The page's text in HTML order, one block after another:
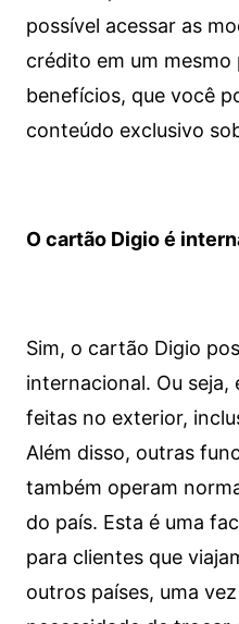
possível acessar as
crédito em um
benefícios, que você
conteúdo exclusivo
O cartão Digio é
Sim, o cartão Digio
internacional. Ou
feitas no exterior,
Além disso, outras
também operam
do país. Esta é uma
para clientes que
outros países, uma